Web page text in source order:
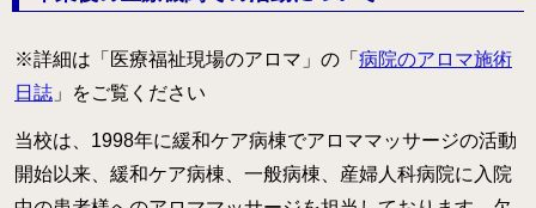
※詳細は「医療福祉現場のアロマ」の「 病院のアロマ施術
日誌 」をご覧ください
当校は、1998年に緩和ケア病棟でアロママッサージの活動
開始以来、緩和ケア病棟、一般病棟、産婦人科病院に入院